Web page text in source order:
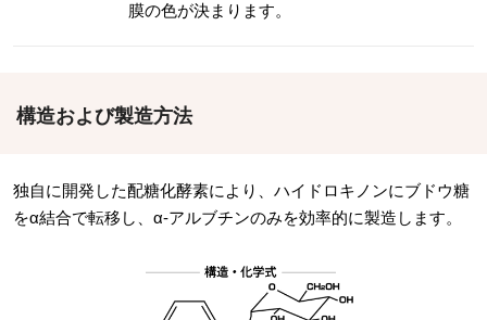
膜の色が決まります。
構造および製造方法
独自に開発した配糖化酵素により、ハイドロキノンにブドウ糖
をα結合で転移し、α-アルブチンのみを効率的に製造します。